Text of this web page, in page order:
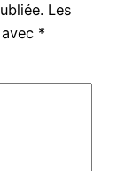
Les
*